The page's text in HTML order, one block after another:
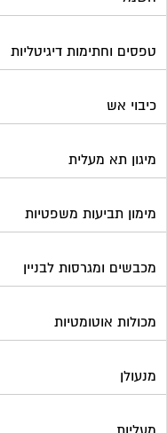
טפסים וחתימות דיגיטליות
כיבוי אש
מיגון תא מעלית
מימון תביעות משפטיות
מכבשים ומגרסות לבניין
מכולות אוטומטיות
מנעולן